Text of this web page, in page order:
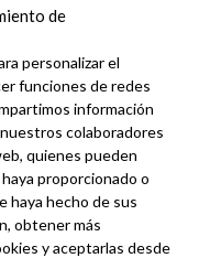
de
personalizar el
funciones de redes
información
colaboradores
quienes pueden
proporcionado o
haya hecho de sus
obtener más
y aceptarlas desde